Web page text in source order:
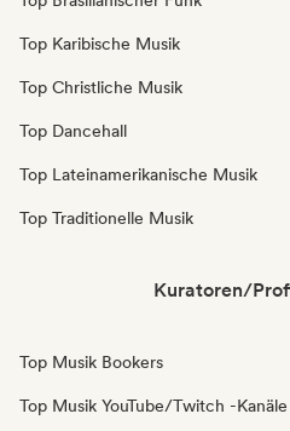
Top Karibische Musik
Top Christliche Musik
Top Dancehall
Top Lateinamerikanische Musik
Top Traditionelle Musik
Kuratoren/
Top Musik Bookers
Top Musik YouTube/Twitch -Kanäle